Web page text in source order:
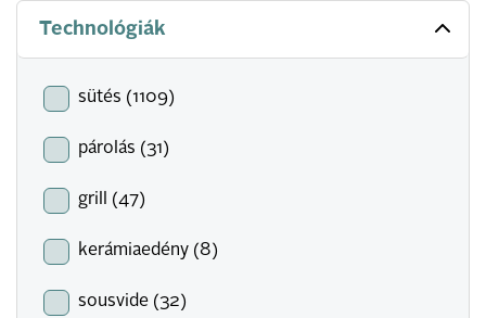
Technológiák
sütés (1109)
párolás (31)
grill (47)
kerámiaedény (8)
sousvide (32)